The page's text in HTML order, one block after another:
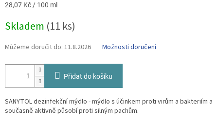
Měrná
28,07 Kč / 100 ml
Skladem (11 ks)
Můžeme doručit do: 11.8.2026 Možnosti doručení
Přidat do košíku
SANYTOL dezinfekční mýdlo - mýdlo s účinkem proti virům a bakteriím a
současně aktivně působí proti silným pachům.